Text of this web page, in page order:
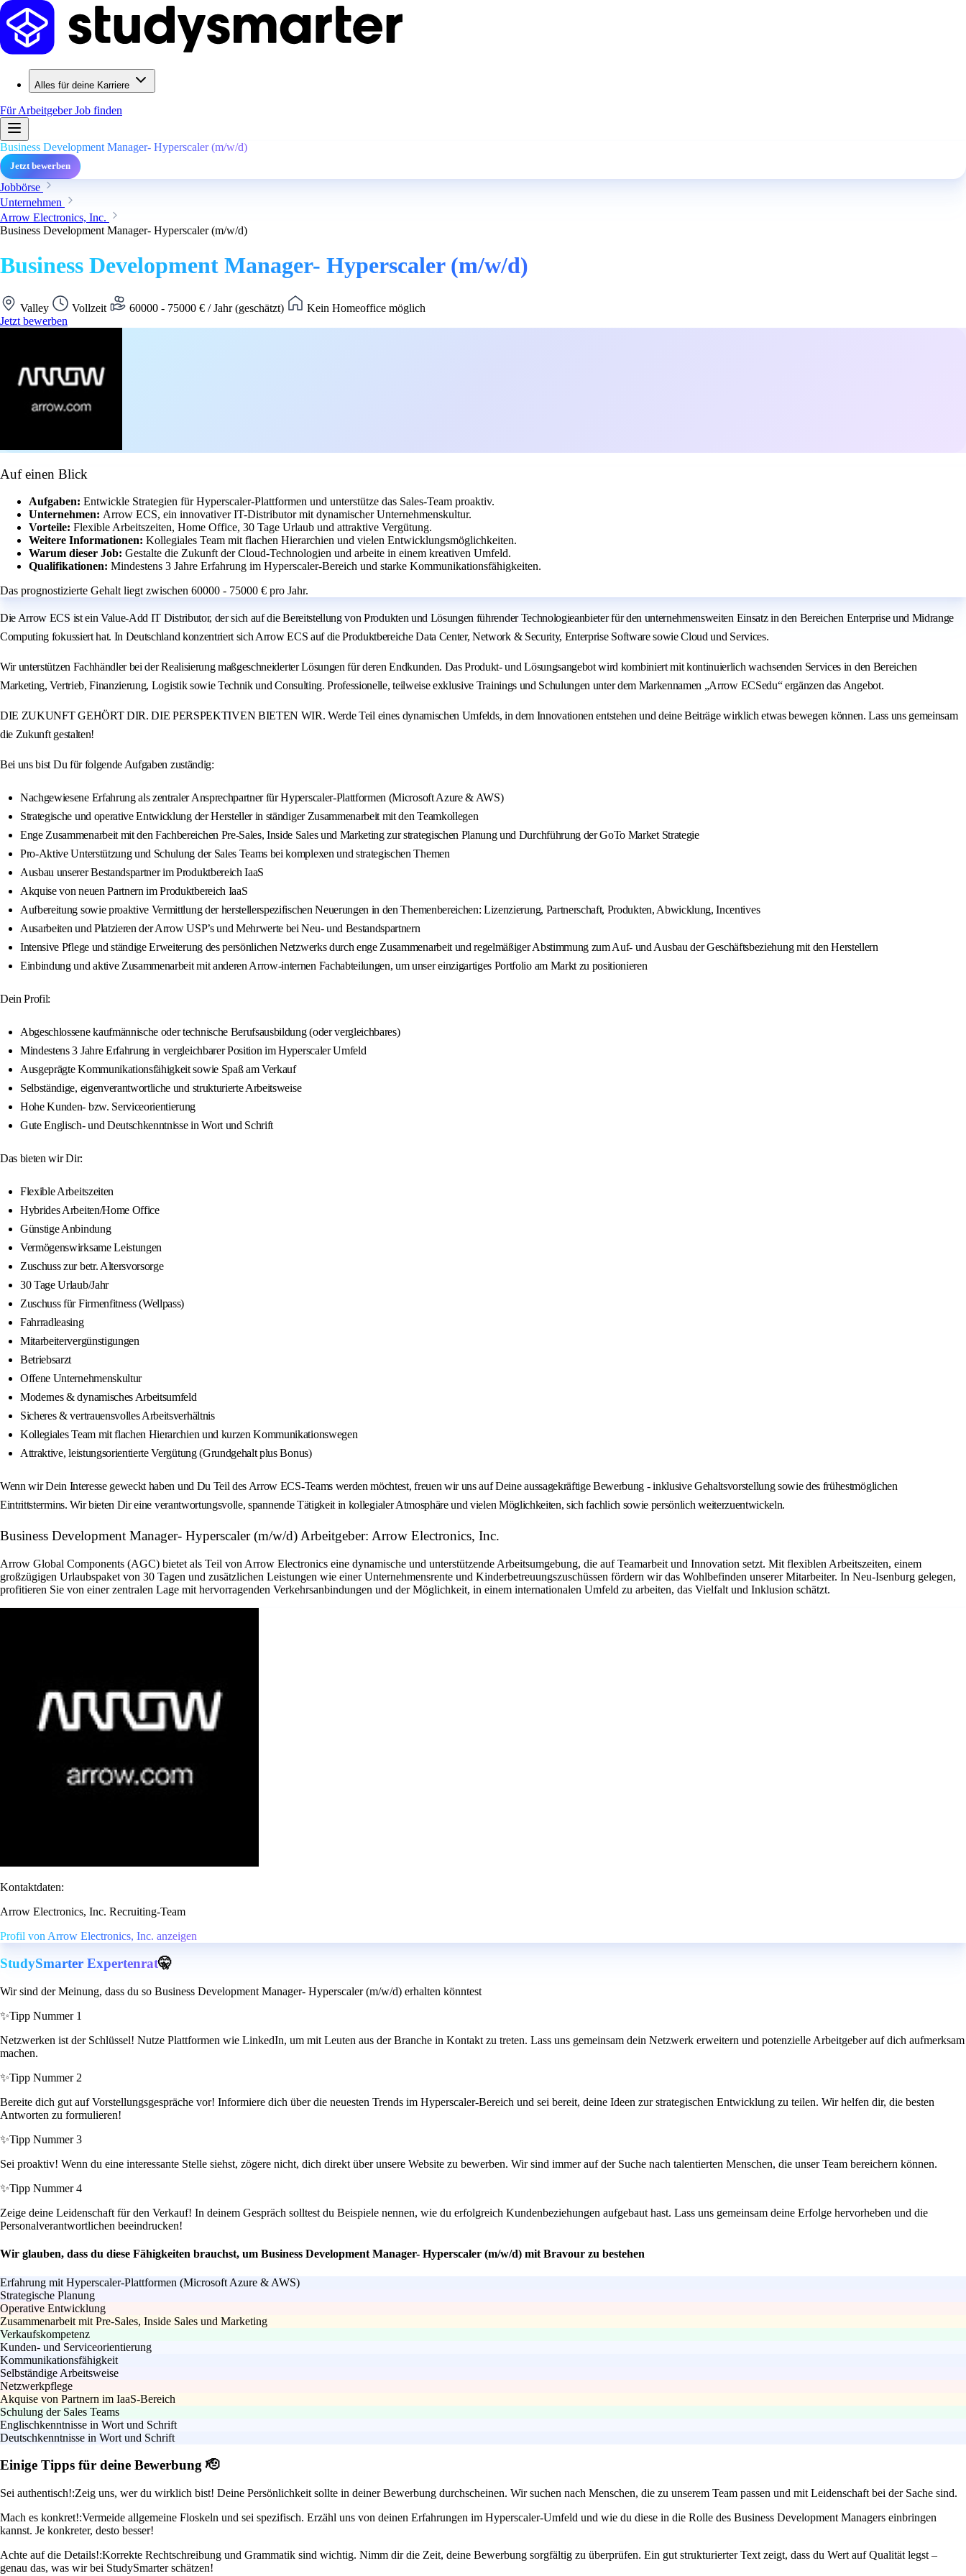
Alles für deine Karriere
Für ArbeitgeberJob finden
Business Development Manager- Hyperscaler (m/w/d)
Jetzt bewerben
Jobbörse
Unternehmen
Arrow Electronics, Inc.
Business Development Manager- Hyperscaler (m/w/d)
Business Development Manager- Hyperscaler (m/w/d)
Valley Vollzeit 60000 - 75000 € / Jahr (geschätzt)
Kein Homeoffice möglich
Jetzt bewerben
Auf einen Blick
Aufgaben: Entwickle Strategien für Hyperscaler-Plattformen und unterstütze das Sales-Team proaktiv.
Unternehmen: Arrow ECS, ein innovativer IT-Distributor mit dynamischer Unternehmenskultur.
Vorteile: Flexible Arbeitszeiten, Home Office, 30 Tage Urlaub und attraktive Vergütung.
Weitere Informationen: Kollegiales Team mit flachen Hierarchien und vielen Entwicklungsmöglichkeiten.
Warum dieser Job: Gestalte die Zukunft der Cloud-Technologien und arbeite in einem kreativen Umfeld.
Qualifikationen: Mindestens 3 Jahre Erfahrung im Hyperscaler-Bereich und starke Kommunikationsfähigkeiten.
Das prognostizierte Gehalt liegt zwischen 60000 - 75000 € pro Jahr.
Die Arrow ECS ist ein Value-Add IT Distributor, der sich auf die Bereitstellung von Produkten und Lösungen führender Technologieanbieter für den unternehmensweiten Einsatz in den Bereichen Enterprise und Midrange
Computing fokussiert hat. In Deutschland konzentriert sich Arrow ECS auf die Produktbereiche Data Center, Network & Security, Enterprise Software sowie Cloud und Services.
Wir unterstützen Fachhändler bei der Realisierung maßgeschneiderter Lösungen für deren Endkunden. Das Produkt- und Lösungsangebot wird kombiniert mit kontinuierlich wachsenden Services in den Bereichen
Marketing, Vertrieb, Finanzierung, Logistik sowie Technik und Consulting. Professionelle, teilweise exklusive Trainings und Schulungen unter dem Markennamen „Arrow ECSedu“ ergänzen das Angebot.
DIE ZUKUNFT GEHÖRT DIR. DIE PERSPEKTIVEN BIETEN WIR. Werde Teil eines dynamischen Umfelds, in dem Innovationen entstehen und deine Beiträge wirklich etwas bewegen können. Lass uns gemeinsam
die Zukunft gestalten!
Bei uns bist Du für folgende Aufgaben zuständig:
Nachgewiesene Erfahrung als zentraler Ansprechpartner für Hyperscaler-Plattformen (Microsoft Azure & AWS)
Strategische und operative Entwicklung der Hersteller in ständiger Zusammenarbeit mit den Teamkollegen
Enge Zusammenarbeit mit den Fachbereichen Pre-Sales, Inside Sales und Marketing zur strategischen Planung und Durchführung der GoTo Market Strategie
Pro-Aktive Unterstützung und Schulung der Sales Teams bei komplexen und strategischen Themen
Ausbau unserer Bestandspartner im Produktbereich IaaS
Akquise von neuen Partnern im Produktbereich IaaS
Aufbereitung sowie proaktive Vermittlung der herstellerspezifischen Neuerungen in den Themenbereichen: Lizenzierung, Partnerschaft, Produkten, Abwicklung, Incentives
Ausarbeiten und Platzieren der Arrow USP’s und Mehrwerte bei Neu- und Bestandspartnern
Intensive Pflege und ständige Erweiterung des persönlichen Netzwerks durch enge Zusammenarbeit und regelmäßiger Abstimmung zum Auf- und Ausbau der Geschäftsbeziehung mit den Herstellern
Einbindung und aktive Zusammenarbeit mit anderen Arrow-internen Fachabteilungen, um unser einzigartiges Portfolio am Markt zu positionieren
Dein Profil:
Abgeschlossene kaufmännische oder technische Berufsausbildung (oder vergleichbares)
Mindestens 3 Jahre Erfahrung in vergleichbarer Position im Hyperscaler Umfeld
Ausgeprägte Kommunikationsfähigkeit sowie Spaß am Verkauf
Selbständige, eigenverantwortliche und strukturierte Arbeitsweise
Hohe Kunden- bzw. Serviceorientierung
Gute Englisch- und Deutschkenntnisse in Wort und Schrift
Das bieten wir Dir:
Flexible Arbeitszeiten
Hybrides Arbeiten/Home Office
Günstige Anbindung
Vermögenswirksame Leistungen
Zuschuss zur betr. Altersvorsorge
30 Tage Urlaub/Jahr
Zuschuss für Firmenfitness (Wellpass)
Fahrradleasing
Mitarbeitervergünstigungen
Betriebsarzt
Offene Unternehmenskultur
Modernes & dynamisches Arbeitsumfeld
Sicheres & vertrauensvolles Arbeitsverhältnis
Kollegiales Team mit flachen Hierarchien und kurzen Kommunikationswegen
Attraktive, leistungsorientierte Vergütung (Grundgehalt plus Bonus)
Wenn wir Dein Interesse geweckt haben und Du Teil des Arrow ECS-Teams werden möchtest, freuen wir uns auf Deine aussagekräftige Bewerbung - inklusive Gehaltsvorstellung sowie des frühestmöglichen
Eintrittstermins. Wir bieten Dir eine verantwortungsvolle, spannende Tätigkeit in kollegialer Atmosphäre und vielen Möglichkeiten, sich fachlich sowie persönlich weiterzuentwickeln.
Business Development Manager- Hyperscaler (m/w/d) Arbeitgeber: Arrow Electronics, Inc.
Arrow Global Components (AGC) bietet als Teil von Arrow Electronics eine dynamische und unterstützende Arbeitsumgebung, die auf Teamarbeit und Innovation setzt. Mit flexiblen Arbeitszeiten, einem
großzügigen Urlaubspaket von 30 Tagen und zusätzlichen Leistungen wie einer Unternehmensrente und Kinderbetreuungszuschüssen fördern wir das Wohlbefinden unserer Mitarbeiter. In Neu-Isenburg gelegen,
profitieren Sie von einer zentralen Lage mit hervorragenden Verkehrsanbindungen und der Möglichkeit, in einem internationalen Umfeld zu arbeiten, das Vielfalt und Inklusion schätzt.
Kontaktdaten:
Arrow Electronics, Inc. Recruiting-Team
Profil von Arrow Electronics, Inc. anzeigen
StudySmarter Expertenrat🤫
Wir sind der Meinung, dass du so Business Development Manager- Hyperscaler (m/w/d) erhalten könntest
✨Tipp Nummer 1
Netzwerken ist der Schlüssel! Nutze Plattformen wie LinkedIn, um mit Leuten aus der Branche in Kontakt zu treten. Lass uns gemeinsam dein Netzwerk erweitern und potenzielle Arbeitgeber auf dich aufmerksam
machen.
✨Tipp Nummer 2
Bereite dich gut auf Vorstellungsgespräche vor! Informiere dich über die neuesten Trends im Hyperscaler-Bereich und sei bereit, deine Ideen zur strategischen Entwicklung zu teilen. Wir helfen dir, die besten
Antworten zu formulieren!
✨Tipp Nummer 3
Sei proaktiv! Wenn du eine interessante Stelle siehst, zögere nicht, dich direkt über unsere Website zu bewerben. Wir sind immer auf der Suche nach talentierten Menschen, die unser Team bereichern können.
✨Tipp Nummer 4
Zeige deine Leidenschaft für den Verkauf! In deinem Gespräch solltest du Beispiele nennen, wie du erfolgreich Kundenbeziehungen aufgebaut hast. Lass uns gemeinsam deine Erfolge hervorheben und die
Personalverantwortlichen beeindrucken!
Wir glauben, dass du diese Fähigkeiten brauchst, um Business Development Manager- Hyperscaler (m/w/d) mit Bravour zu bestehen
Erfahrung mit Hyperscaler-Plattformen (Microsoft Azure & AWS)
Strategische Planung
Operative Entwicklung
Zusammenarbeit mit Pre-Sales, Inside Sales und Marketing
Verkaufskompetenz
Kunden- und Serviceorientierung
Kommunikationsfähigkeit
Selbständige Arbeitsweise
Netzwerkpflege
Akquise von Partnern im IaaS-Bereich
Schulung der Sales Teams
Englischkenntnisse in Wort und Schrift
Deutschkenntnisse in Wort und Schrift
Einige Tipps für deine Bewerbung 🫡
Sei authentisch!:Zeig uns, wer du wirklich bist! Deine Persönlichkeit sollte in deiner Bewerbung durchscheinen. Wir suchen nach Menschen, die zu unserem Team passen und mit Leidenschaft bei der Sache sind.
Mach es konkret!:Vermeide allgemeine Floskeln und sei spezifisch. Erzähl uns von deinen Erfahrungen im Hyperscaler-Umfeld und wie du diese in die Rolle des Business Development Managers einbringen
kannst. Je konkreter, desto besser!
Achte auf die Details!:Korrekte Rechtschreibung und Grammatik sind wichtig. Nimm dir die Zeit, deine Bewerbung sorgfältig zu überprüfen. Ein gut strukturierter Text zeigt, dass du Wert auf Qualität legst –
genau das, was wir bei StudySmarter schätzen!